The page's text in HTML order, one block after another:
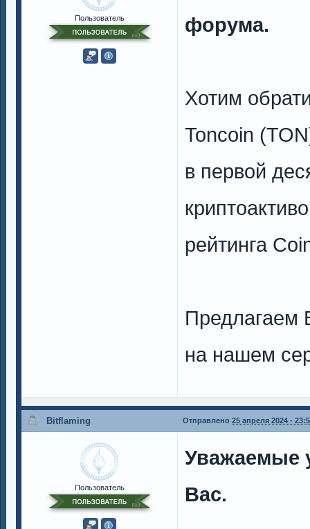
Пользователь
форума.
Хотим
Toncoin
в первой
рейтинга
Предлагаем
на нашем
Bitflaming Отправлено 25 апреля 2024 -
Пользователь
Уважаемые
Вас.